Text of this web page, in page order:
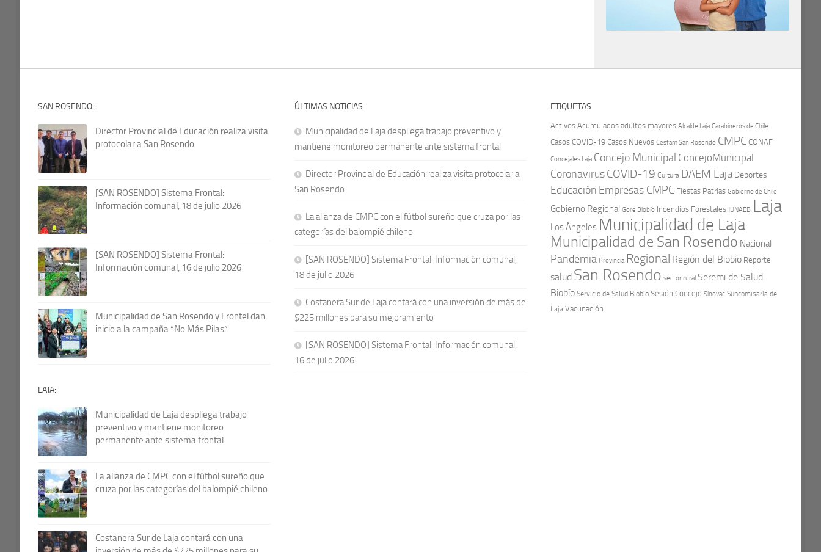
SAN ROSENDO:
Director Provincial de Educación realiza visita
protocolar a San Rosendo
[SAN ROSENDO] Sistema Frontal:
Información comunal, 18 de julio 2026
[SAN ROSENDO] Sistema Frontal:
Información comunal, 16 de julio 2026
Municipalidad de San Rosendo y Frontel dan
inicio a la campaña “No Más Pilas”
LAJA:
Municipalidad de Laja despliega trabajo
preventivo y mantiene monitoreo
permanente ante sistema frontal
La alianza de CMPC con el fútbol sureño que
cruza por las categorías del balompié chileno
Costanera Sur de Laja contará con una
ÚLTIMAS NOTICIAS:
Municipalidad de Laja despliega trabajo preventivo y
mantiene monitoreo permanente ante sistema frontal
Director Provincial de Educación realiza visita protocolar a
San Rosendo
La alianza de CMPC con el fútbol sureño que cruza por las
categorías del balompié chileno
[SAN ROSENDO] Sistema Frontal: Información comunal,
18 de julio 2026
Costanera Sur de Laja contará con una inversión de más de
$225 millones para su mejoramiento
[SAN ROSENDO] Sistema Frontal: Información comunal,
16 de julio 2026
ETIQUETAS
Activos Acumulados adultos mayores Alcalde Laja Carabineros de Chile
Casos COVID-19 Casos Nuevos Cesfam San Rosendo CMPC CONAF
Concejales Laja Concejo Municipal ConcejoMunicipal
CoronavirusCOVID-19 Cultura DAEM Laja Deportes
Educación Empresas CMPC Fiestas Patrias Gobierno de Chile
Gobierno Regional Gore Biobío Incendios Forestales JUNAEB Laja
Los Ángeles Municipalidad de Laja
Municipalidad de San Rosendo Nacional
Pandemia Provincia Regional Región del Biobío Reporte
salud San Rosendo sector rural Seremi de Salud
Biobío Servicio de Salud Biobío Sesión Concejo Sinovac Subcomisaría de
Laja Vacunación